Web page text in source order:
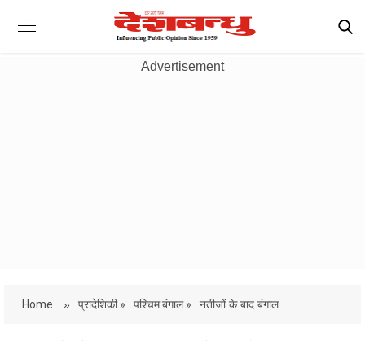
Advertisement
Home » प्रादेशिकी » पश्चिम बंगाल » नतीजों के बाद बंगाल...